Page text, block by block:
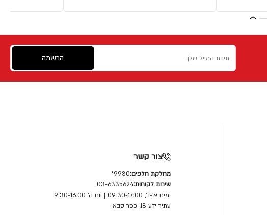
הרשמה
צור קשר
מחלקת חלפים:9930*
שירות לקוחות:03-6335624
ימים א'-ד', 09:30-17:00 | יום ה' 9:30-16:00
עתיר ידע 18, כפר סבא